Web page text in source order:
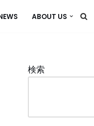
ABOUT US
検索